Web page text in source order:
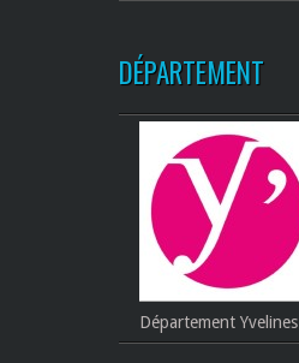
DÉPARTEMENT
Département Yvelines